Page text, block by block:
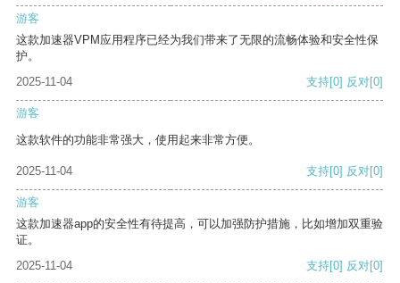
游客
这款加速器VPM应用程序已经为我们带来了无限的流畅体验和安全性保
护。
2025-11-04
支持[0] 反对[0]
游客
这款软件的功能非常强大，使用起来非常方便。
2025-11-04 支持[0] 反对[0]
游客
这款加速器app的安全性有待提高，可以加强防护措施，比如增加双重验
证。
2025-11-04
支持[0] 反对[0]